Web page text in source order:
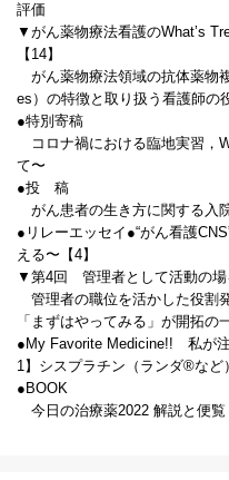
評価
▼がん薬物療法看護のWhat’s
【14】
がん薬物療法領域の抗体薬物
es）の特徴と取り扱う看護師の
●特別寄稿
コロナ禍における臨地実習，
て〜
●投 稿
がん患者の生き方に関する入
●リレーエッセイ●“がん看護
える〜【4】
▼第4回 管理者として活動の場
管理者の職位を活かした役割
「まずはやってみる」が開拓の
●My Favorite Medicine!! 私が
1】シスプラチン（ランダ®など）
●BOOK
今日の治療薬2022 解説と便覧